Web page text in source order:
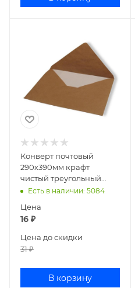
Конверт почтовый
290х390мм крафт
чистый треугольный
клапан С3 2939КТТ
Есть в наличии: 5084
Цена
16 ₽
Цена до скидки
31₽
В корзину